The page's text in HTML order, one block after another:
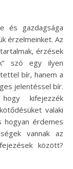
érzelmeinket. Az
érzések
szó egy ilyen
bír, hanem a
jelentéssel bír.
kifejezzék
valaki
hogyan érdemes
vannak az
között?